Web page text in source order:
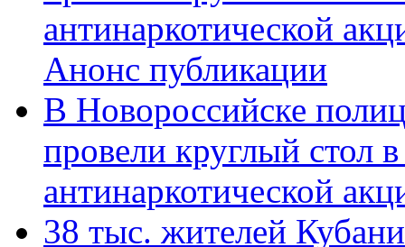
антинаркотической
Анонс публикации
В Новороссийске
провели круглый стол
антинаркотической
38 тыс. жителей